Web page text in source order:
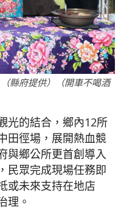
縣府提供）（開車不喝酒
光的結合，鄉內12所
田徑場，展開熱血競
與鄉公所更首創導入
民眾完成現場任務即
或未來支持在地店
理。